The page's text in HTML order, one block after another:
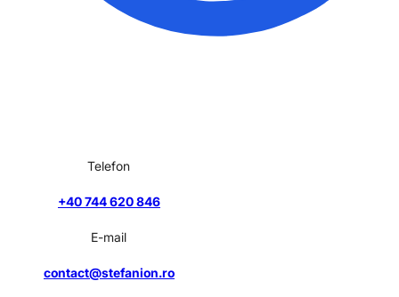
Telefon
+40 744 620 846
E-mail
contact@stefanion.ro